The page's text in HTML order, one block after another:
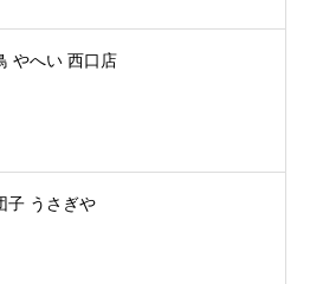
やへい 西口店
子 うさぎや